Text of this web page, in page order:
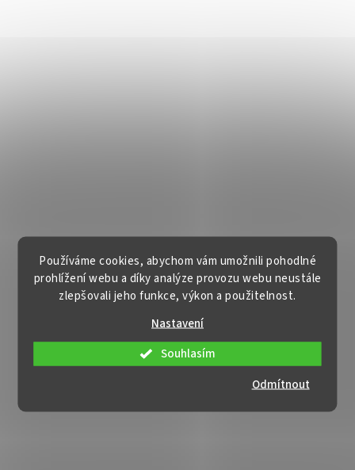
Používáme cookies, abychom vám umožnili pohodlné
prohlížení webu a díky analýze provozu webu neustále
zlepšovali jeho funkce, výkon a použitelnost.
Nastavení
Odmítnout
Souhlasím